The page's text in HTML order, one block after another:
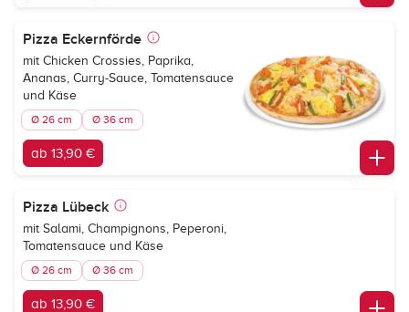
Pizza Eckernförde
mit Chicken Crossies, Paprika,
Ananas, Curry-Sauce, Tomatensauce
und Käse
Ø 26 cm Ø 36 cm
ab 13,90 €
Pizza Lübeck
mit Salami, Champignons, Peperoni,
Tomatensauce und Käse
Ø 26 cm Ø 36 cm
ab 13,90 €